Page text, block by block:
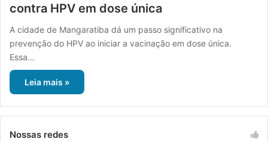
contra HPV em dose única
A cidade de Mangaratiba dá um passo significativo na
prevenção do HPV ao iniciar a vacinação em dose única.
Essa…
Leia mais »
Nossas redes